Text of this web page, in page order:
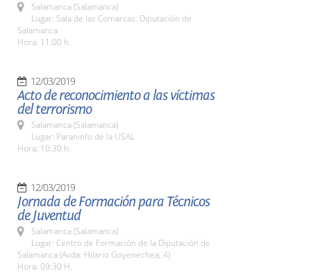
Salamanca (Salamanca)
Lugar: Sala de las Comarcas. Diputación de
Salamanca
Hora: 11:00 h.
12/03/2019
Acto de reconocimiento a las víctimas
del terrorismo
Salamanca (Salamanca)
Lugar: Paraninfo de la USAL
Hora: 10:30 h.
12/03/2019
Jornada de Formación para Técnicos
de Juventud
Salamanca (Salamanca)
Lugar: Centro de Formación de la Diputación de
Salamanca (Avda. Hilario Goyenechea, 4)
Hora: 09:30 H.